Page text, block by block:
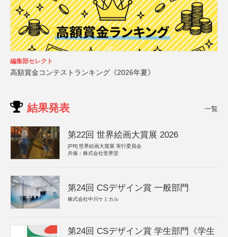
編集部セレクト
高額賞金コンテストランキング《2026年夏》
結果発表 一覧
第22回 世界絵画大賞展 2026
[PR] 世界絵画大賞展 実行委員会
共催：株式会社世界堂
第24回 CSデザイン賞 一般部門
株式会社中川ケミカル
第24回 CSデザイン賞 学生部門《学生